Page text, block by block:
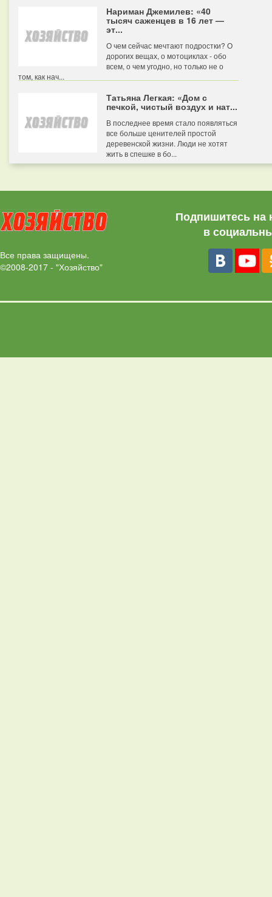
Нариман Джемилев: «40
тысяч саженцев в 16 лет —
эт...
О чем сейчас мечтают подростки? О
дорогих вещах, о мотоциклах - обо
всем, о чем угодно, но только не о
том, как нач...
Татьяна Легкая: «Дом с
печкой, чистый воздух и нат...
В последнее время стало появляться
все больше ценителей простой
деревенской жизни. Люди не хотят
жить в спешке в бо...
Все права защищены.
©2008-2017 - "Хозяйство"
Подпишитесь на
в